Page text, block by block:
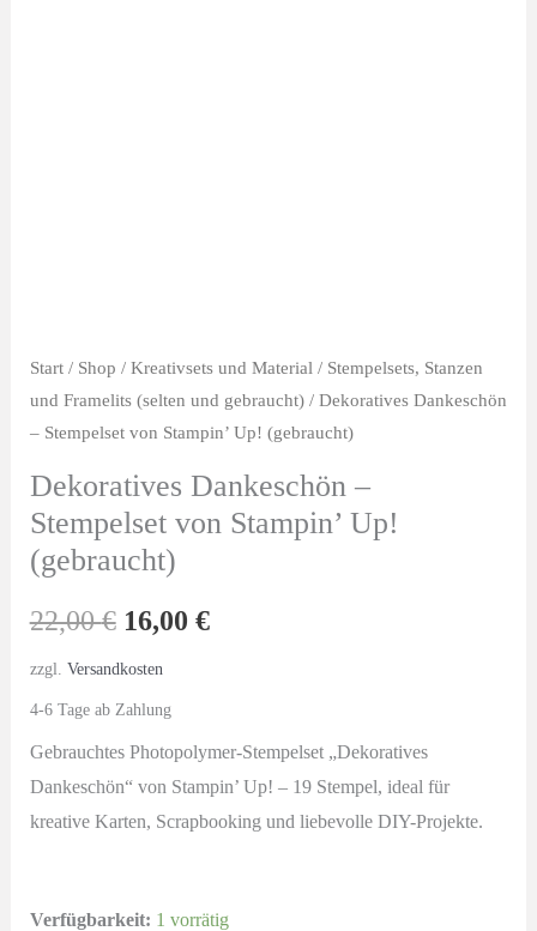
Start/ Shop / Kreativsets und Material/ Stempelsets, Stanzen
und Framelits (selten und gebraucht)/ Dekoratives Dankeschön
– Stempelset von Stampin’ Up! (gebraucht)
Dekoratives Dankeschön –
Stempelset von Stampin’ Up!
(gebraucht)
22,00€ Ursprünglicher
Preis
war:
22,00 €
16,00 €Aktueller
16,00 €.
zzgl. Versandkosten
4-6 Tage ab Zahlung
Gebrauchtes Photopolymer-Stempelset „Dekoratives
Dankeschön“ von Stampin’ Up! – 19 Stempel, ideal für
kreative Karten, Scrapbooking und liebevolle DIY-Projekte.
Verfügbarkeit: 1 vorrätig